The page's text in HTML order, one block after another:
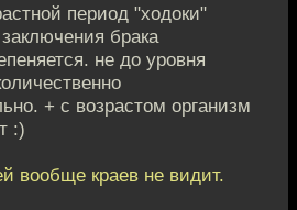
период "ходоки"
брака
не до уровня
+ с возрастом организм
:)
вообще краев не видит.